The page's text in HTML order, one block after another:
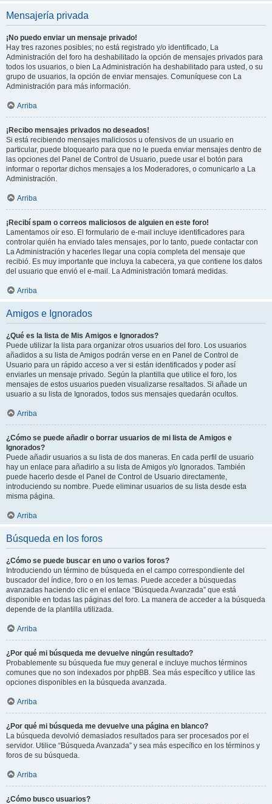
Mensajería privada
¡No puedo enviar un mensaje privado!
Hay tres razones posibles; no está registrado y/o identificado, La
Administración del foro ha deshabilitado la opción de mensajes privados para
todos los usuarios, o bien La Administración ha deshabilitado para usted, o su
grupo de usuarios, la opción de enviar mensajes. Comuníquese con La
Administración para más información.
Arriba
¡Recibo mensajes privados no deseados!
Si está recibiendo mensajes maliciosos u ofensivos de un usuario en
particular, puede bloquearlo para que no le pueda enviar mensajes dentro de
las opciones del Panel de Control de Usuario, puede usar el botón para
informar o reportar dichos mensajes a los Moderadores, o comunicarlo a La
Administración.
Arriba
¡Recibí spam o correos maliciosos de alguien en este foro!
Lamentamos oír eso. El formulario de e-mail incluye identificadores para
controlar quién ha enviado tales mensajes, por lo tanto, puede contactar con
La Administración y hacerles llegar una copia completa del mensaje que
recibió. Es muy importante que incluya la cabecera, ya que contiene los datos
del usuario que envió el e-mail. La Administración tomará medidas.
Arriba
Amigos e Ignorados
¿Qué es la lista de Mis Amigos e Ignorados?
Puede utilizar la lista para organizar otros usuarios del foro. Los usuarios
añadidos a su lista de Amigos podrán verse en en Panel de Control de
Usuario para un rápido acceso a ver si están identificados y poder así
enviarles un mensaje privado. Según la plantilla que utilice el foro, los
mensajes de estos usuarios pueden visualizarse resaltados. Si añade un
usuario a su lista de Ignorados, todos sus mensajes quedarán ocultos.
Arriba
¿Cómo se puede añadir o borrar usuarios de mi lista de Amigos e
Ignorados?
Puede añadir usuarios a su lista de dos maneras. En cada perfil de usuario
hay un enlace para añadirlo a su lista de Amigos y/o Ignorados. También
puede hacerlo desde el Panel de Control de Usuario directamente,
introduciendo su nombre. Puede eliminar usuarios de su lista desde esta
misma página.
Arriba
Búsqueda en los foros
¿Cómo se puede buscar en uno o varios foros?
Introduciendo un término de búsqueda en el campo correspondiente del
buscador del índice, foro o en los temas. Puede acceder a búsquedas
avanzadas haciendo clic en el enlace “Búsqueda Avanzada” que está
disponible en todas las páginas del foro. La manera de acceder a la búsqueda
depende de la plantilla utilizada.
Arriba
¿Por qué mi búsqueda me devuelve ningún resultado?
Probablemente su búsqueda fue muy general e incluye muchos términos
comunes que no son indexados por phpBB. Sea más específico y utilice las
opciones disponibles en la búsqueda avanzada.
Arriba
¿Por qué mi búsqueda me devuelve una página en blanco?
La búsqueda devolvió demasiados resultados para ser procesados por el
servidor. Utilice “Búsqueda Avanzada” y sea más específico en los términos y
foros de su búsqueda.
Arriba
¿Cómo busco usuarios?